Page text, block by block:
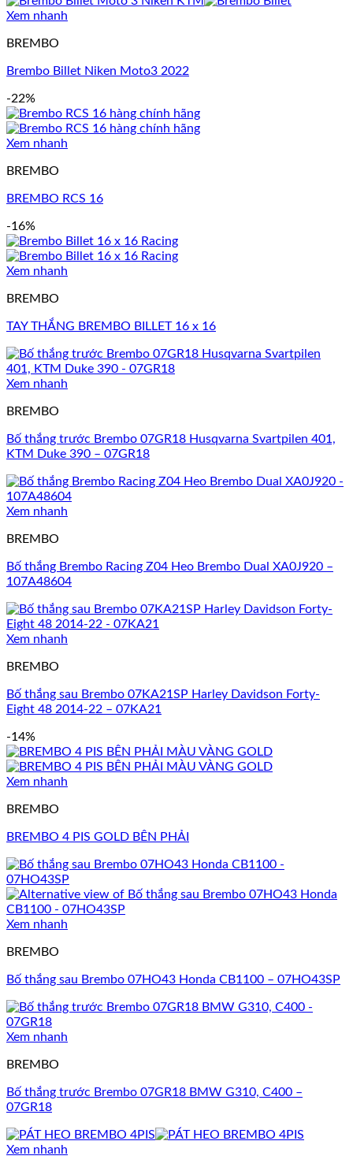
Xem nhanh
BREMBO
Brembo Billet Niken Moto3 2022
-22%
Xem nhanh
BREMBO
BREMBO RCS 16
-16%
Xem nhanh
BREMBO
TAY THẮNG BREMBO BILLET 16 x 16
Xem nhanh
BREMBO
Bố thắng trước Brembo 07GR18 Husqvarna Svartpilen 401,
KTM Duke 390 – 07GR18
Xem nhanh
BREMBO
Bố thắng Brembo Racing Z04 Heo Brembo Dual XA0J920 –
107A48604
Xem nhanh
BREMBO
Bố thắng sau Brembo 07KA21SP Harley Davidson Forty-
Eight 48 2014-22 – 07KA21
-14%
Xem nhanh
BREMBO
BREMBO 4 PIS GOLD BÊN PHẢI
Xem nhanh
BREMBO
Bố thắng sau Brembo 07HO43 Honda CB1100 – 07HO43SP
Xem nhanh
BREMBO
Bố thắng trước Brembo 07GR18 BMW G310, C400 –
07GR18
Xem nhanh